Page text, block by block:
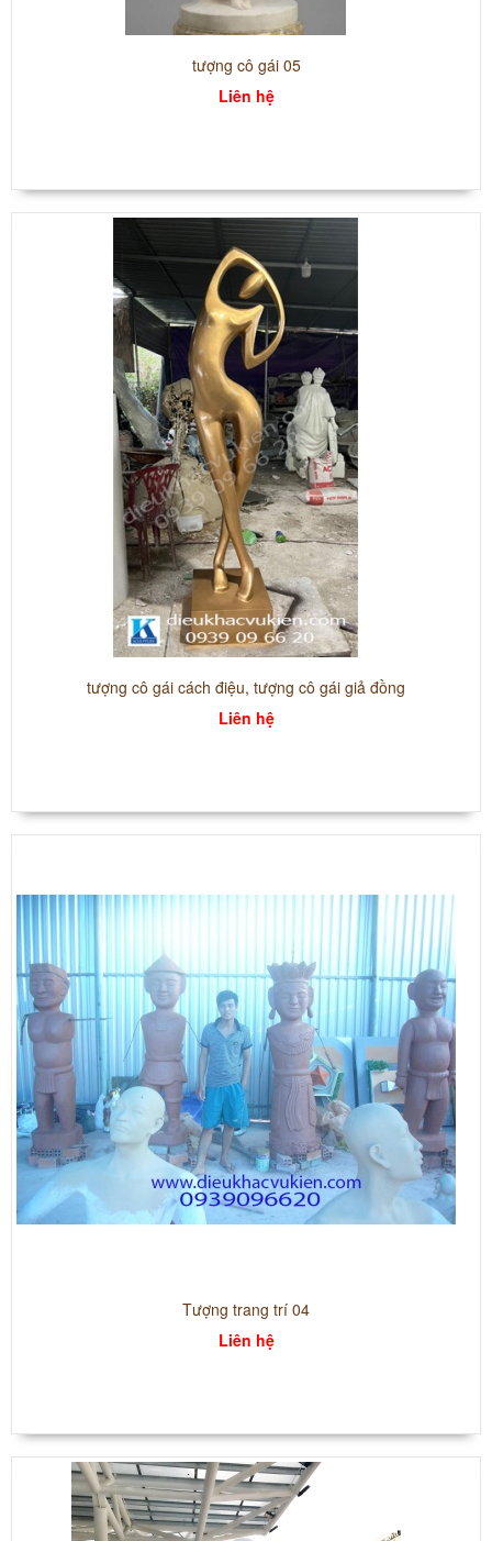
tượng cô gái 05
Liên hệ
tượng cô gái cách điệu, tượng cô gái giả đồng
Liên hệ
Tượng trang trí 04
Liên hệ